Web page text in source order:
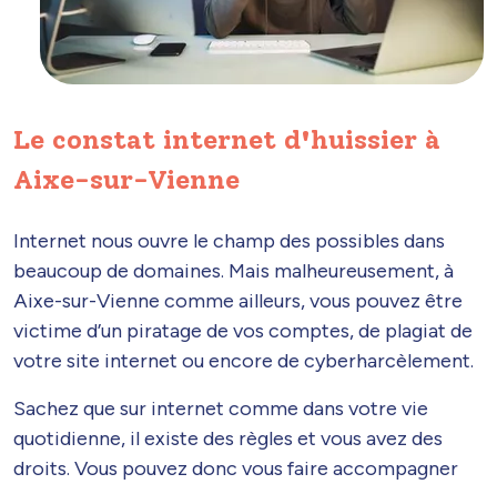
Le constat internet d'huissier à
Aixe-sur-Vienne
Internet nous ouvre le champ des possibles dans
beaucoup de domaines. Mais malheureusement, à
Aixe-sur-Vienne comme ailleurs, vous pouvez être
victime d’un piratage de vos comptes, de plagiat de
votre site internet ou encore de cyberharcèlement.
Sachez que sur internet comme dans votre vie
quotidienne, il existe des règles et vous avez des
droits. Vous pouvez donc vous faire accompagner